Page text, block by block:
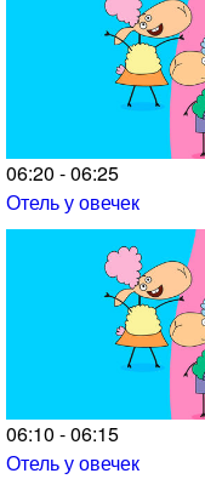
06:20 - 06:25
Отель у овечек
06:10 - 06:15
Отель у овечек